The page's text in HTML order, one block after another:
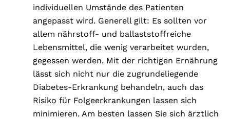
individuellen Umstände des Patienten
angepasst wird. Generell gilt: Es sollten vor
allem nährstoff- und ballaststoffreiche
Lebensmittel, die wenig verarbeitet wurden,
gegessen werden. Mit der richtigen Ernährung
lässt sich nicht nur die zugrundeliegende
Diabetes-Erkrankung behandeln, auch das
Risiko für Folgeerkrankungen lassen sich
minimieren. Am besten lassen Sie sich ärztlich